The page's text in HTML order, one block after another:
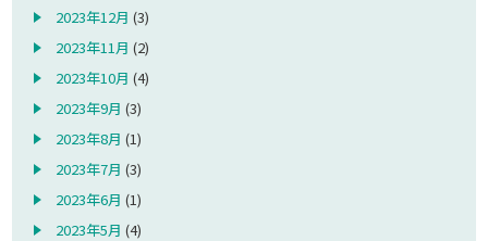
2023年12月 (3)
2023年11月 (2)
2023年10月 (4)
2023年9月 (3)
2023年8月 (1)
2023年7月 (3)
2023年6月 (1)
2023年5月 (4)